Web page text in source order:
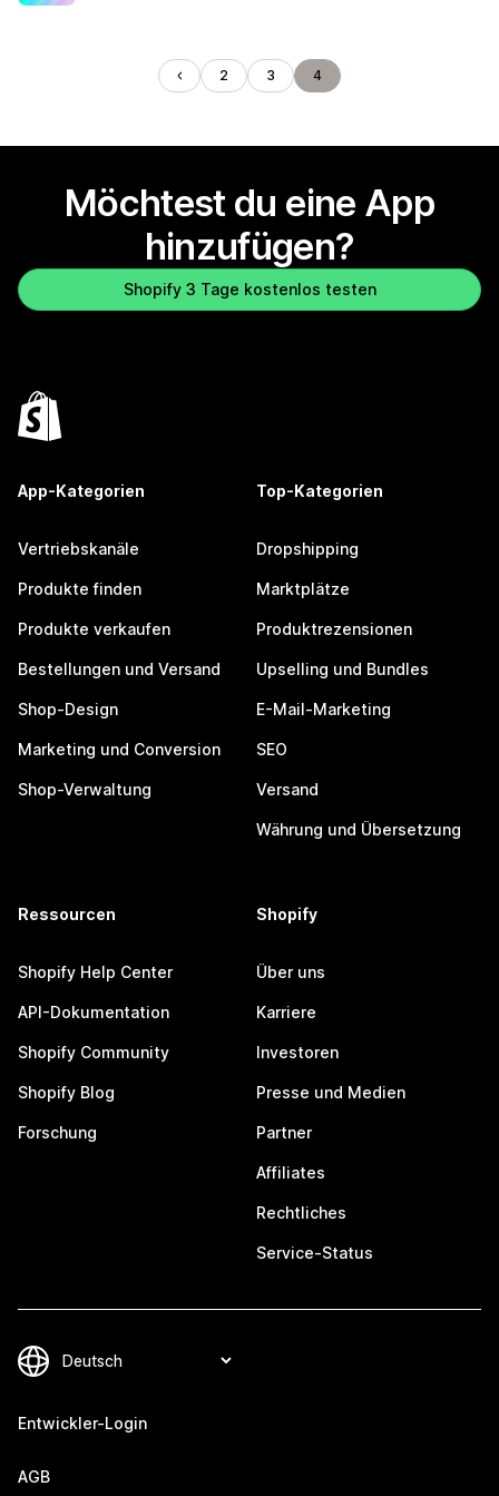
2 3 4
Möchtest du eine App
hinzufügen?
Shopify 3 Tage kostenlos testen
App-Kategorien
Vertriebskanäle
Produkte finden
Produkte verkaufen
Bestellungen und Versand
Shop-Design
Marketing und Conversion
Shop-Verwaltung
Top-Kategorien
Dropshipping
Marktplätze
Produktrezensionen
Upselling und Bundles
E-Mail-Marketing
SEO
Versand
Währung und Übersetzung
Ressourcen
Shopify Help Center
API-Dokumentation
Shopify Community
Shopify Blog
Forschung
Shopify
Über uns
Karriere
Investoren
Presse und Medien
Partner
Affiliates
Rechtliches
Service-Status
Entwickler-Login
AGB